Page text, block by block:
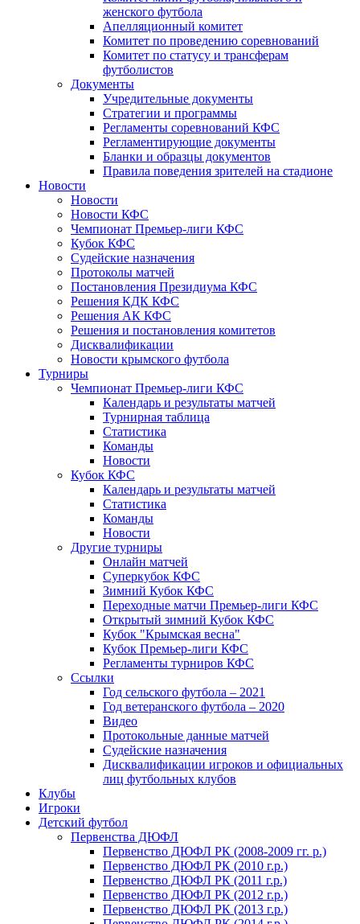
женского футбола
Апелляционный комитет
Комитет по проведению соревнований
Комитет по статусу и трансферам
футболистов
Документы
Учредительные документы
Стратегии и программы
Регламенты соревнований КФС
Регламентирующие документы
Бланки и образцы документов
Правила поведения зрителей на стадионе
Новости
Новости
Новости КФС
Чемпионат Премьер-лиги КФС
Кубок КФС
Судейские назначения
Протоколы матчей
Постановления Президиума КФС
Решения КДК КФС
Решения АК КФС
Решения и постановления комитетов
Дисквалификации
Новости крымского футбола
Турниры
Чемпионат Премьер-лиги КФС
Календарь и результаты матчей
Турнирная таблица
Статистика
Команды
Новости
Кубок КФС
Календарь и результаты матчей
Статистика
Команды
Новости
Другие турниры
Онлайн матчей
Суперкубок КФС
Зимний Кубок КФС
Переходные матчи Премьер-лиги КФС
Открытый зимний Кубок КФС
Кубок "Крымская весна"
Кубок Премьер-лиги КФС
Регламенты турниров КФС
Ссылки
Год сельского футбола – 2021
Год ветеранского футбола – 2020
Видео
Протокольные данные матчей
Судейские назначения
Дисквалификации игроков и официальных
лиц футбольных клубов
Клубы
Игроки
Детский футбол
Первенства ДЮФЛ
Первенство ДЮФЛ РК (2008-2009 гг. р.)
Первенство ДЮФЛ РК (2010 г.р.)
Первенство ДЮФЛ РК (2011 г.р.)
Первенство ДЮФЛ РК (2012 г.р.)
Первенство ДЮФЛ РК (2013 г.р.)